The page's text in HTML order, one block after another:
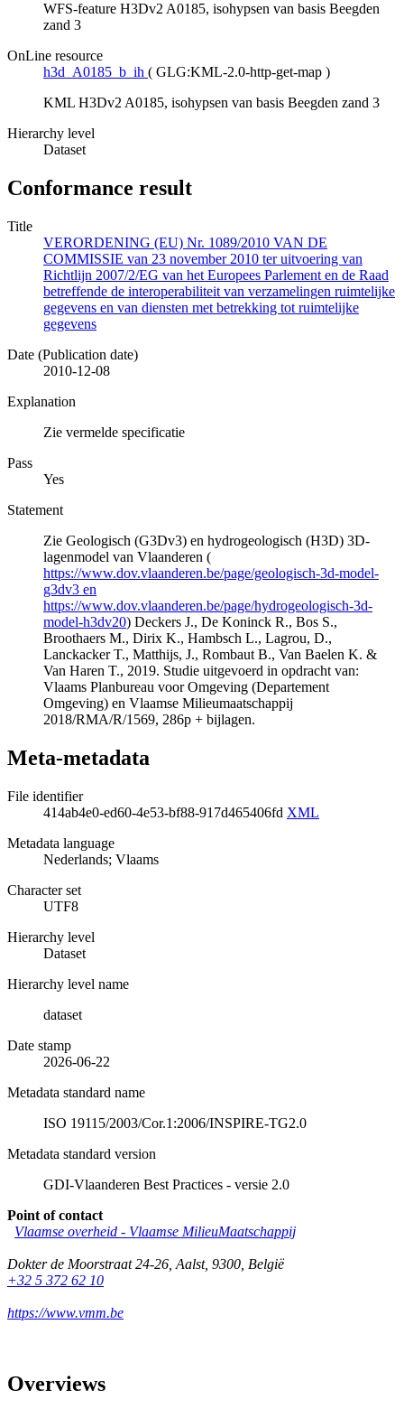
WFS-feature H3Dv2 A0185, isohypsen van basis Beegden
zand 3
OnLine resource
h3d_A0185_b_ih ( GLG:KML-2.0-http-get-map )
KML H3Dv2 A0185, isohypsen van basis Beegden zand 3
Hierarchy level
Dataset
Conformance result
Title
VERORDENING (EU) Nr. 1089/2010 VAN DE
COMMISSIE van 23 november 2010 ter uitvoering van
Richtlijn 2007/2/EG van het Europees Parlement en de Raad
betreffende de interoperabiliteit van verzamelingen ruimtelijke
gegevens en van diensten met betrekking tot ruimtelijke
gegevens
Date (Publication date)
2010-12-08
Explanation
Zie vermelde specificatie
Pass
Yes
Statement
Zie Geologisch (G3Dv3) en hydrogeologisch (H3D) 3D-
lagenmodel van Vlaanderen (
https://www.dov.vlaanderen.be/page/geologisch-3d-model-
g3dv3 en
https://www.dov.vlaanderen.be/page/hydrogeologisch-3d-
model-h3dv20) Deckers J., De Koninck R., Bos S.,
Broothaers M., Dirix K., Hambsch L., Lagrou, D.,
Lanckacker T., Matthijs, J., Rombaut B., Van Baelen K. &
Van Haren T., 2019. Studie uitgevoerd in opdracht van:
Vlaams Planbureau voor Omgeving (Departement
Omgeving) en Vlaamse Milieumaatschappij
2018/RMA/R/1569, 286p + bijlagen.
Meta-metadata
File identifier
414ab4e0-ed60-4e53-bf88-917d465406fd XML
Metadata language
Nederlands; Vlaams
Character set
UTF8
Hierarchy level
Dataset
Hierarchy level name
dataset
Date stamp
2026-06-22
Metadata standard name
ISO 19115/2003/Cor.1:2006/INSPIRE-TG2.0
Metadata standard version
GDI-Vlaanderen Best Practices - versie 2.0
Point of contact
Vlaamse overheid - Vlaamse MilieuMaatschappij
Dokter de Moorstraat 24-26 Aalst, 9300 België
+32 5 372 62 10
https://www.vmm.be
Overviews